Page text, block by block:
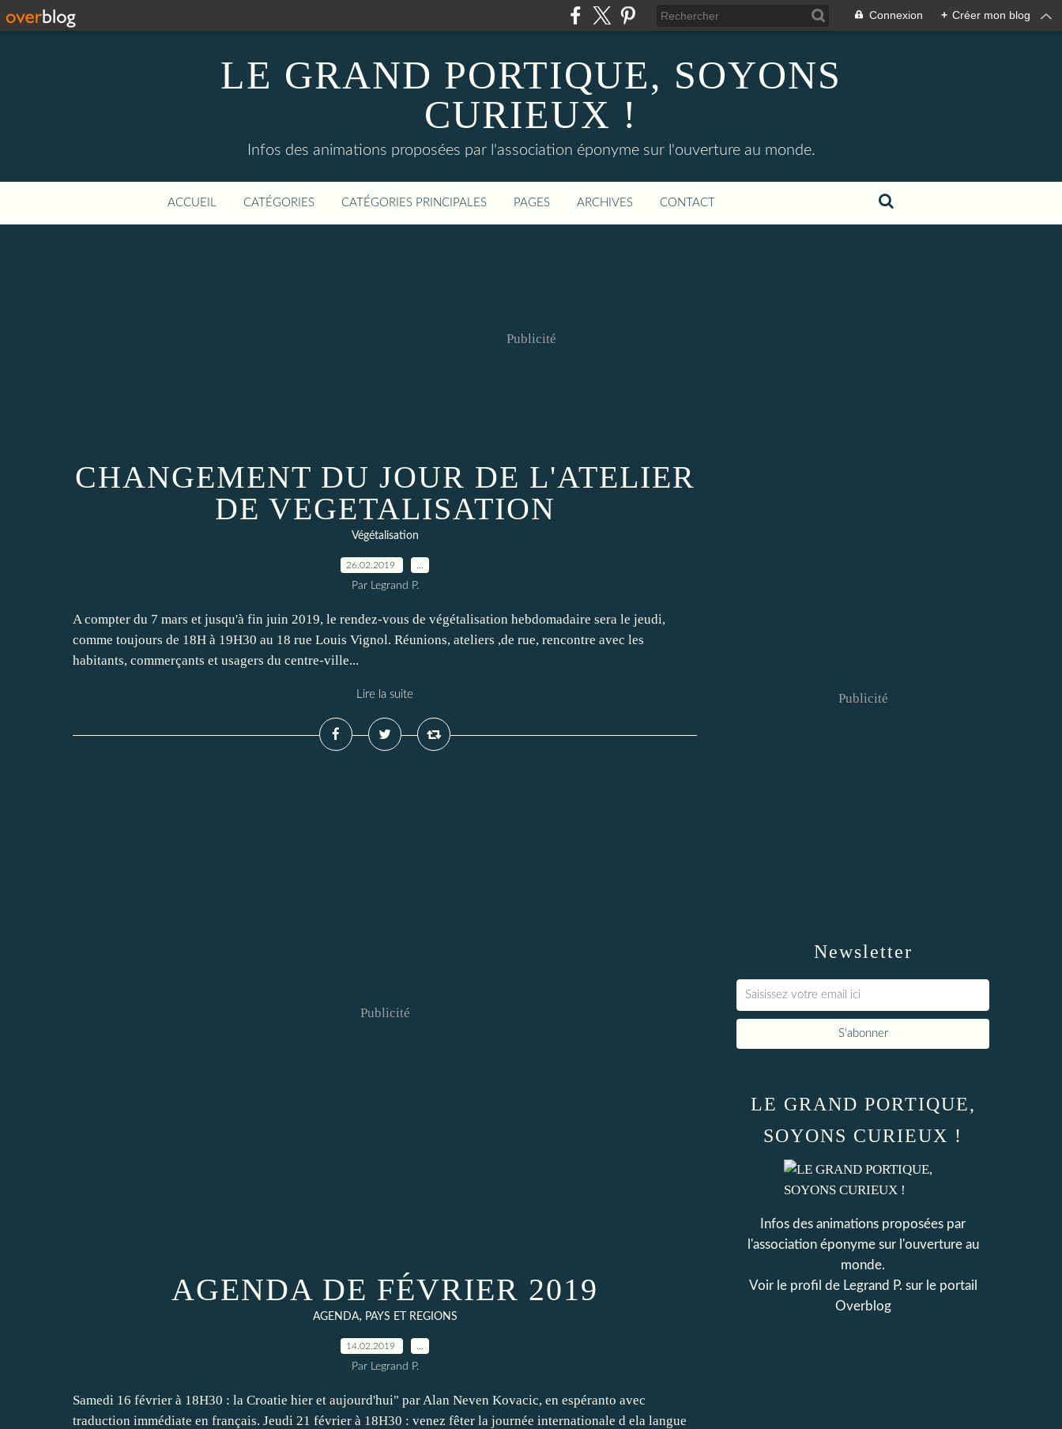
Connexion + Créer mon blog
LE GRAND PORTIQUE, SOYONS
CURIEUX !
Infos des animations proposées par l'association éponyme sur l'ouverture au monde.
ACCUEIL CATÉGORIES CATÉGORIES PRINCIPALES PAGES ARCHIVES CONTACT
Publicité
CHANGEMENT DU JOUR DE L'ATELIER
DE VEGETALISATION
Végétalisation
26.02.2019
Par Legrand P.
A compter du 7 mars et jusqu'à fin juin 2019, le rendez-vous de végétalisation hebdomadaire sera le jeudi,
comme toujours de 18H à 19H30 au 18 rue Louis Vignol. Réunions, ateliers ,de rue, rencontre avec les
habitants, commerçants et usagers du centre-ville...
Lire la suite
Publicité
AGENDA DE FÉVRIER 2019
AGENDA, PAYS ET REGIONS
14.02.2019
Par Legrand P.
Samedi 16 février à 18H30 : la Croatie hier et aujourd'hui" par Alan Neven Kovacic, en espéranto avec
traduction immédiate en français. Jeudi 21 février à 18H30 : venez fêter la journée internationale d ela langue
Newsletter
Publicité
LE GRAND PORTIQUE,
SOYONS CURIEUX !
Infos des animations proposées par
l'association éponyme sur l'ouverture au
monde.
Voir le profil de Legrand P. sur le portail
Overblog